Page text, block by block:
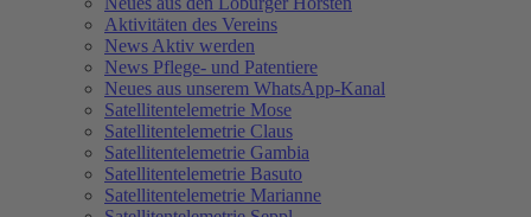
Aktivitäten des Vereins
News Aktiv werden
News Pflege- und Patentiere
Neues aus unserem WhatsApp-Kanal
Satellitentelemetrie Mose
Satellitentelemetrie Claus
Satellitentelemetrie Gambia
Satellitentelemetrie Basuto
Satellitentelemetrie Marianne